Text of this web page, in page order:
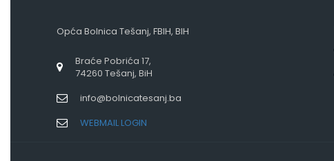
Opća Bolnica Tešanj, FBIH, BIH
Braće Pobrića 17,
74260 Tešanj, BiH
info@bolnicatesanj.ba
WEBMAIL LOGIN